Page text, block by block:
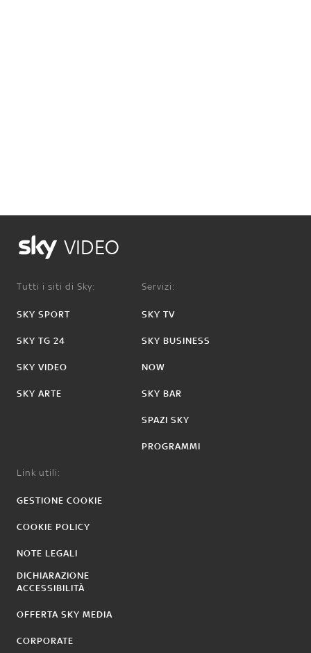
VIDEO
Tutti i siti di Sky:
SKY SPORT
SKY TG 24
SKY VIDEO
SKY ARTE
Servizi:
SKY TV
SKY BUSINESS
NOW
SKY BAR
SPAZI SKY
PROGRAMMI
Link utili:
GESTIONE COOKIE
COOKIE POLICY
NOTE LEGALI
DICHIARAZIONE
ACCESSIBILITÀ
OFFERTA SKY MEDIA
CORPORATE